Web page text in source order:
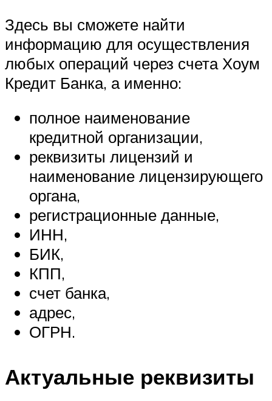
Здесь вы сможете найти
информацию для осуществления
любых операций через счета Хоум
Кредит Банка, а именно:
полное наименование
кредитной организации,
реквизиты лицензий и
наименование лицензирующего
органа,
регистрационные данные,
ИНН,
БИК,
КПП,
счет банка,
адрес,
ОГРН.
Актуальные реквизиты